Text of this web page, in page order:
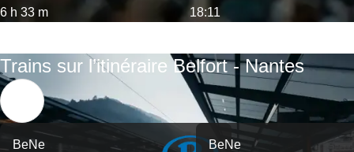
6 h 33 m 18:11
Trains sur l’itinéraire Belfort - Nantes
BeNe BeNe